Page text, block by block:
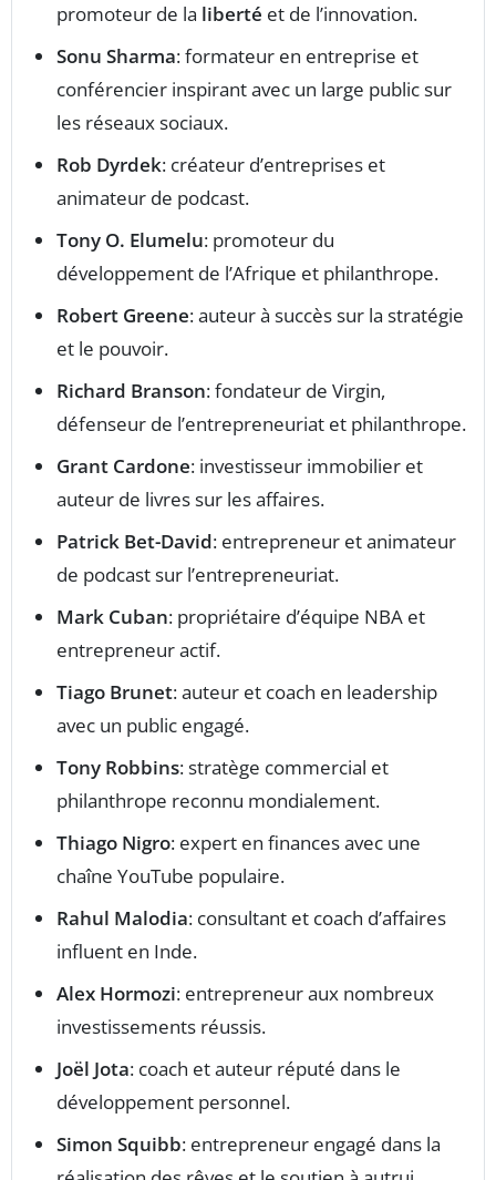
promoteur de la liberté et de l’innovation.
Sonu Sharma: formateur en entreprise et
conférencier inspirant avec un large public sur
les réseaux sociaux.
Rob Dyrdek: créateur d’entreprises et
animateur de podcast.
Tony O. Elumelu: promoteur du
développement de l’Afrique et philanthrope.
Robert Greene: auteur à succès sur la stratégie
et le pouvoir.
Richard Branson: fondateur de Virgin,
défenseur de l’entrepreneuriat et philanthrope.
Grant Cardone: investisseur immobilier et
auteur de livres sur les affaires.
Patrick Bet-David: entrepreneur et animateur
de podcast sur l’entrepreneuriat.
Mark Cuban: propriétaire d’équipe NBA et
entrepreneur actif.
Tiago Brunet: auteur et coach en leadership
avec un public engagé.
Tony Robbins: stratège commercial et
philanthrope reconnu mondialement.
Thiago Nigro: expert en finances avec une
chaîne YouTube populaire.
Rahul Malodia: consultant et coach d’affaires
influent en Inde.
Alex Hormozi: entrepreneur aux nombreux
investissements réussis.
Joël Jota: coach et auteur réputé dans le
développement personnel.
Simon Squibb: entrepreneur engagé dans la